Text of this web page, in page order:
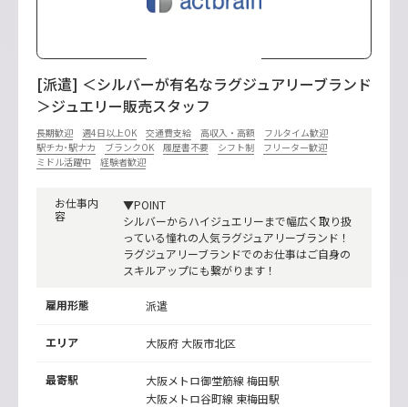
[派遣] ＜シルバーが有名なラグジュアリーブランド
＞ジュエリー販売スタッフ
長期歓迎 週4日以上OK 交通費支給 高収入・高額
フルタイム歓迎
駅チカ･駅ナカ
ブランクOK 履歴書不要 シフト制
フリーター歓迎
ミドル活躍中
経験者歓迎
お仕事内
容
▼POINT
シルバーからハイジュエリーまで幅広く取り扱
っている憧れの人気ラグジュアリーブランド！
ラグジュアリーブランドでのお仕事はご自身の
スキルアップにも繋がります！
雇用形態 派遣
エリア 大阪府 大阪市北区
最寄駅 大阪メトロ御堂筋線梅田駅
大阪メトロ谷町線 東梅田駅